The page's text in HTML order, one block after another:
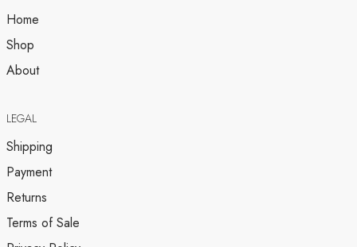
Home
Shop
About
LEGAL
Shipping
Payment
Returns
Terms of Sale